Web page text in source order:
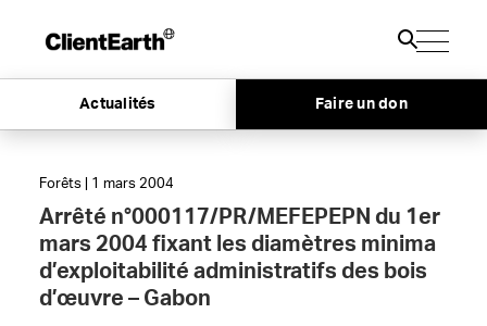
Actualités Faire un don
Forêts | 1 mars 2004
Arrêté n°000117/PR/MEFEPEPN du 1er
mars 2004 fixant les diamètres minima
d’exploitabilité administratifs des bois
d’œuvre – Gabon